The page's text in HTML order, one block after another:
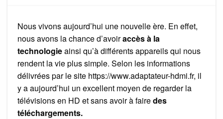
Nous vivons aujourd’hui une nouvelle ère. En effet,
nous avons la chance d’avoiraccès à la
technologieainsi qu’à différents appareils qui nous
rendent la vie plus simple. Selon les informations
délivrées par le site https://www.adaptateur-hdmi.fr, il
y a aujourd’hui un excellent moyen de regarder la
télévisions en HD et sans avoir à fairedes
téléchargements.